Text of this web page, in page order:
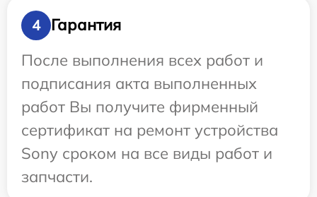
4
Гарантия
После выполнения всех работ и
подписания акта выполненных
работ Вы получите фирменный
сертификат на ремонт устройства
Sony сроком на все виды работ и
запчасти.